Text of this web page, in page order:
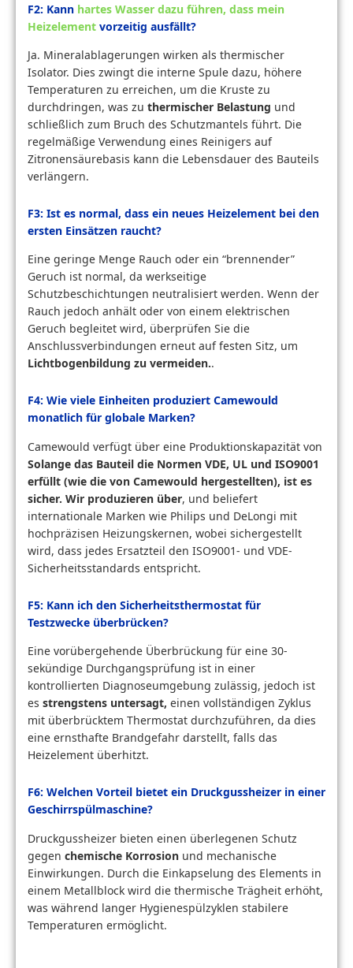
F2: Kann hartes Wasser dazu führen, dass mein
Heizelement vorzeitig ausfällt?
Ja. Mineralablagerungen wirken als thermischer
Isolator. Dies zwingt die interne Spule dazu, höhere
Temperaturen zu erreichen, um die Kruste zu
durchdringen, was zu thermischer Belastung und
schließlich zum Bruch des Schutzmantels führt. Die
regelmäßige Verwendung eines Reinigers auf
Zitronensäurebasis kann die Lebensdauer des Bauteils
verlängern.
F3: Ist es normal, dass ein neues Heizelement bei den
ersten Einsätzen raucht?
Eine geringe Menge Rauch oder ein “brennender”
Geruch ist normal, da werkseitige
Schutzbeschichtungen neutralisiert werden. Wenn der
Rauch jedoch anhält oder von einem elektrischen
Geruch begleitet wird, überprüfen Sie die
Anschlussverbindungen erneut auf festen Sitz, um
Lichtbogenbildung zu vermeiden..
F4: Wie viele Einheiten produziert Camewould
monatlich für globale Marken?
Camewould verfügt über eine Produktionskapazität von
Solange das Bauteil die Normen VDE, UL und ISO9001
erfüllt (wie die von Camewould hergestellten), ist es
sicher. Wir produzieren über, und beliefert
internationale Marken wie Philips und DeLongi mit
hochpräzisen Heizungskernen, wobei sichergestellt
wird, dass jedes Ersatzteil den ISO9001- und VDE-
Sicherheitsstandards entspricht.
F5: Kann ich den Sicherheitsthermostat für
Testzwecke überbrücken?
Eine vorübergehende Überbrückung für eine 30-
sekündige Durchgangsprüfung ist in einer
kontrollierten Diagnoseumgebung zulässig, jedoch ist
es strengstens untersagt, einen vollständigen Zyklus
mit überbrücktem Thermostat durchzuführen, da dies
eine ernsthafte Brandgefahr darstellt, falls das
Heizelement überhitzt.
F6: Welchen Vorteil bietet ein Druckgussheizer in einer
Geschirrspülmaschine?
Druckgussheizer bieten einen überlegenen Schutz
gegen chemische Korrosion und mechanische
Einwirkungen. Durch die Einkapselung des Elements in
einem Metallblock wird die thermische Trägheit erhöht,
was während langer Hygienespülzyklen stabilere
Temperaturen ermöglicht.